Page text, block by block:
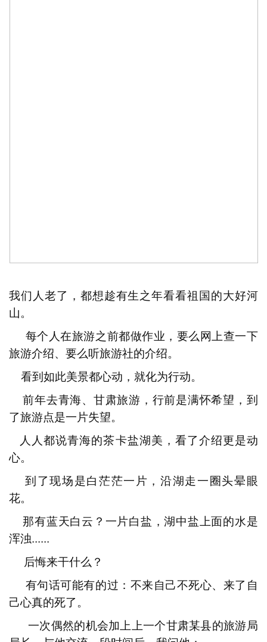
我们人老了，都想趁有生之年看看祖国的大好河
山。
每个人在旅游之前都做作业，要么网上查一下
旅游介绍、要么听旅游社的介绍。
看到如此美景都心动，就化为行动。
前年去青海、甘肃旅游，行前是满怀希望，到
了旅游点是一片失望。
人人都说青海的茶卡盐湖美，看了介绍更是动
心。
到了现场是白茫茫一片，沿湖走一圈头晕眼
花。
那有蓝天白云？一片白盐，湖中盐上面的水是
浑浊......
后悔来干什么？
有句话可能有的过：不来自己不死心、来了自
己心真的死了。
一次偶然的机会加上上一个甘肃某县的旅游局